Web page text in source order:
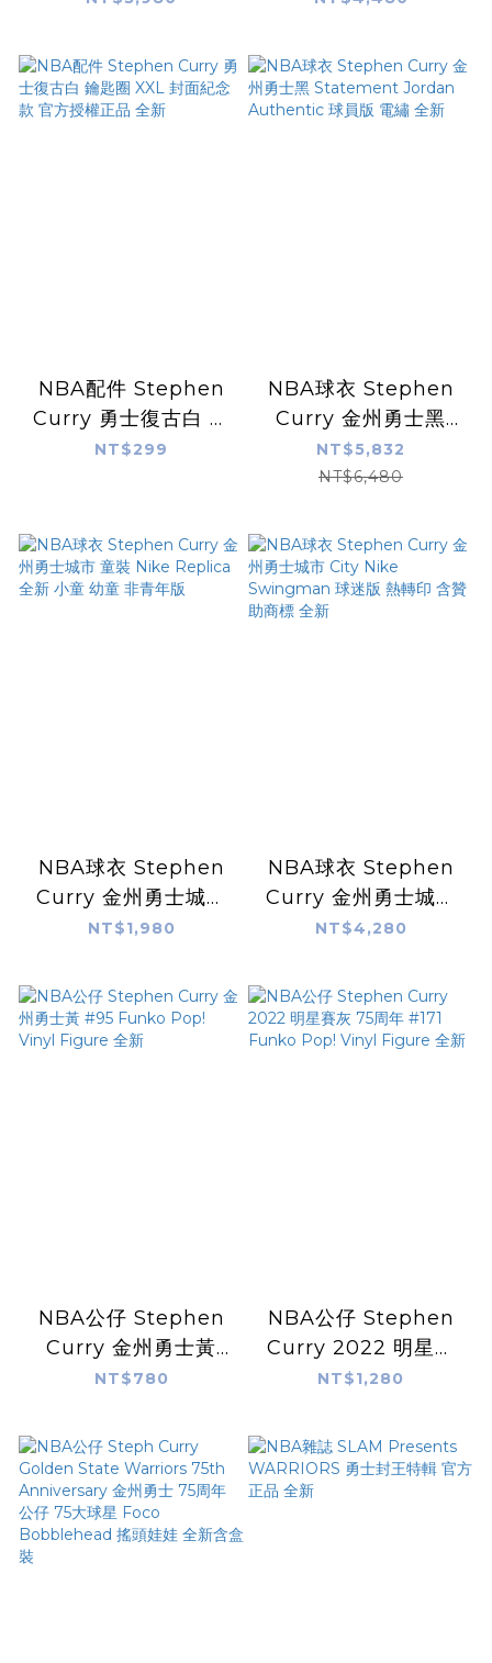
熱轉印 全新
迷版 熱轉印 全新
NBA配件 Stephen
Curry 勇士復古白 鑰
匙圈 XXL 封面紀念款
NT$299
NBA球衣 Stephen
Curry 金州勇士黑
Statement Jordan
Authentic 球員版 電
NT$5,832
NT$6,480
NBA球衣 Stephen
Curry 金州勇士城市
童裝 Nike Replica
NT$1,980
NBA球衣 Stephen
Curry 金州勇士城市
City Nike
熱轉印 含贊助商標 全
新
NT$4,280
NBA公仔 Stephen
Curry 金州勇士黃
#95 Funko Pop!
NT$780
NBA公仔 Stephen
Curry 2022 明星賽
灰 75周年 #171
Figure 全新
NT$1,280